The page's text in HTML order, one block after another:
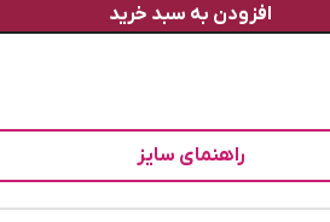
افزودن به سبد خرید
راهنمای سایز